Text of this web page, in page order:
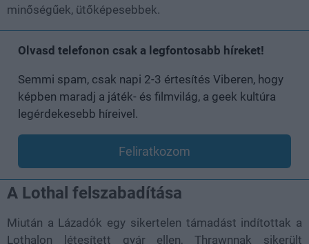
minőségűek, ütőképesebbek.
Olvasd telefonon csak a legfontosabb híreket!
Semmi spam, csak napi 2-3 értesítés Viberen, hogy
képben maradj a játék- és filmvilág, a geek kultúra
legérdekesebb híreivel.
Feliratkozom
A Lothal felszabadítása
Miután a Lázadók egy sikertelen támadást indítottak a
Lothalon létesített gyár ellen, Thrawnnak sikerült